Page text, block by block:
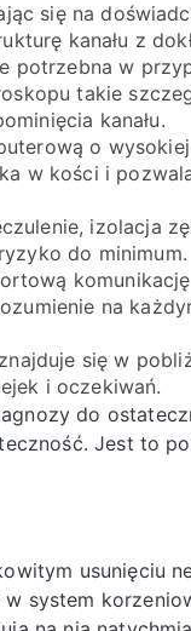
się na
kanału z
potrzebna w
takie
kanału.
o
w kości i
izolacja
do minimum.
na
się w
i oczekiwań.
do
Jest to
usunięciu
system